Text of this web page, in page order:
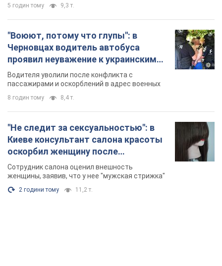
5 годин тому 9,3 т.
"Воюют, потому что глупы": в
Черновцах водитель автобуса
проявил неуважение к украинским
военным и поплатился за это.
Видео
Водителя уволили после конфликта с
пассажирами и оскорблений в адрес военных
8 годин тому 8,4 т.
"Не следит за сексуальностью": в
Киеве консультант салона красоты
оскорбил женщину после
химиотерапии, разгорелся скандал.
Фото
Сотрудник салона оценил внешность
женщины, заявив, что у нее "мужская стрижка"
2 години тому 11,2 т.